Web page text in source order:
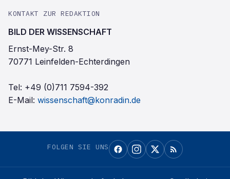
KONTAKT ZUR REDAKTION
BILD DER WISSENSCHAFT
Ernst-Mey-Str. 8
70771 Leinfelden-Echterdingen
Tel: +49 (0)711 7594-392
E-Mail: wissenschaft@konradin.de
FOLGEN SIE UNS